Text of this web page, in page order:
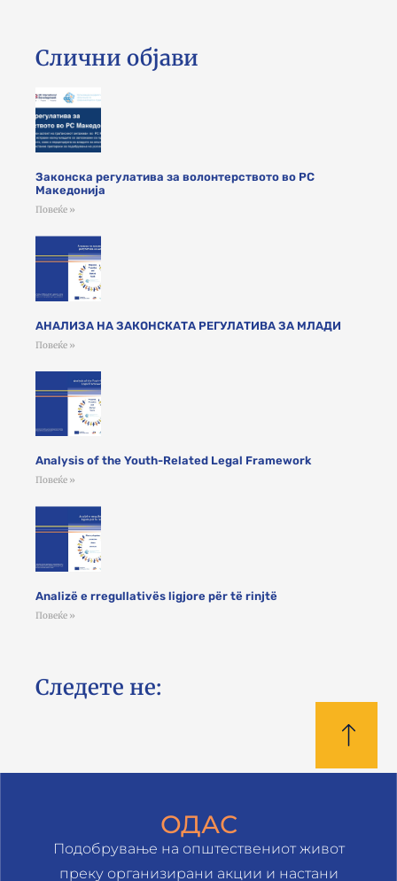
Слични објави
Законска регулатива за волонтерството во РС
Македонија
Повеќе »
АНАЛИЗА НА ЗАКОНСКАТА РЕГУЛАТИВА ЗА МЛАДИ
Повеќе »
Analysis of the Youth-Related Legal Framework
Повеќе »
Analizë e rregullativës ligjore për të rinjtë
Повеќе »
Следете не:
ОДАС
Подобрување на општествениот живот
преку организирани акции и настани